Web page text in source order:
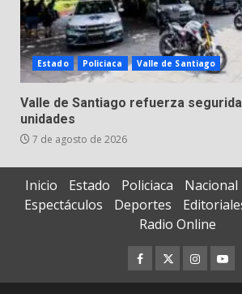
Estado Policiaca Valle de Santiago
Valle de Santiago refuerza
unidades
7 de agosto de 2026
Inicio Estado Policiaca Nacional
Espectáculos
Deportes
Radio Online
Facebook
TwitterInstagram